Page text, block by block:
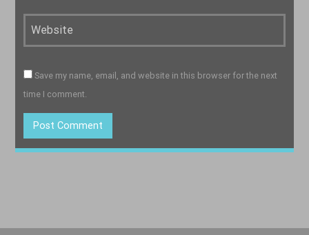
Save my name, email, and website in this browser for the next
time I comment.